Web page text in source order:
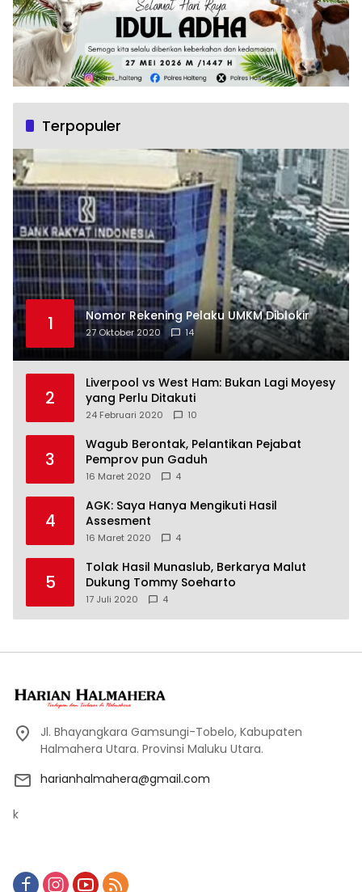
Terpopuler
1 Nomor Rekening Pelaku UMKM Diblokir
27 Oktober 2020 14
2
Liverpool vs West Ham: Bukan Lagi Moyesy
yang Perlu Ditakuti
24 Februari 2020 10
3
Wagub Berontak, Pelantikan Pejabat
Pemprov pun Gaduh
16 Maret 2020 4
4
AGK: Saya Hanya Mengikuti Hasil
Assesment
16 Maret 2020 4
5
Tolak Hasil Munaslub, Berkarya Malut
Dukung Tommy Soeharto
17 Juli 2020 4
Jl. Bhayangkara Gamsungi-Tobelo, Kabupaten
Halmahera Utara. Provinsi Maluku Utara.
harianhalmahera@gmail.com
k